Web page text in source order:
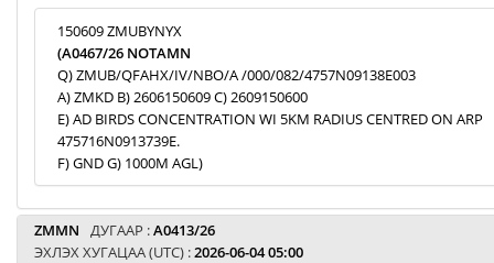
150609 ZMUBYNYX
(A0467/26 NOTAMN
Q) ZMUB/QFAHX/IV/NBO/A /000/082/4757N09138E003
A) ZMKD B) 2606150609 C) 2609150600
E) AD BIRDS CONCENTRATION WI 5KM RADIUS CENTRED ON ARP
475716N0913739E.
F) GND G) 1000M AGL)
ZMMN ДУГААР :A0413/26
ЭХЛЭХ ХУГАЦАА (UTC) :2026-06-04 05:00